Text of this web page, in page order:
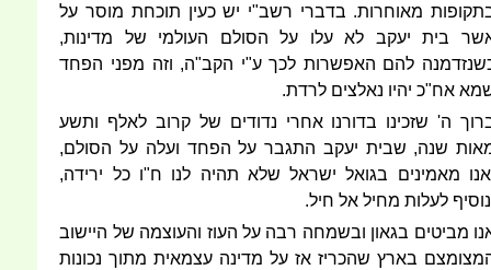
מאוחרות. בדברי רשב"י יש כעין תוכחת מוסר על
בית יעקב לא עלו על הסולם העולמי של מדינות,
להם האפשרות לכך ע"י הקב"ה, וזה מפני הפחד
אח"כ יהיו נאלצים לרדת.
ה' שזכינו בדורנו אחרי נדודים של קרוב לאלף ותשע
שנה, שבית יעקב התגבר על הפחד ועלה על הסולם,
מאמינים בגואל ישראל שלא תהיה לנו ח"ו כל ירידה,
לעלות מחיל אל חיל.
מביטים בגאון ובשמחה רבה על העוז והעוצמה של היישוב
בארץ שהכריז אז על מדינה עצמאית מתוך נכונות